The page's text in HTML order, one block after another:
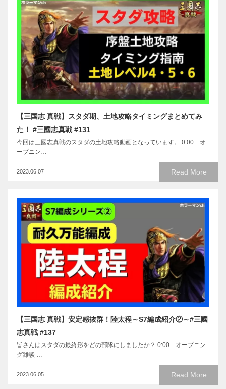
【三国志 真戦】スタダ期、土地攻略タイミングまとめてみ
た！ #三國志真戦 #131
今回は三國志真戦のスタダの土地攻略動画となっています。 0:00 オ
ープニン…
Read More
2023.06.07
【三国志 真戦】安定感抜群！陸太程～S7編成紹介②～#三國
志真戦 #137
皆さんはスタダの最終形をどの部隊にしましたか？ 0:00 オープニン
グ雑談 …
Read More
2023.06.05